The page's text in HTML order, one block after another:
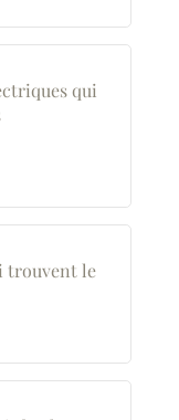
qui
trouvent le